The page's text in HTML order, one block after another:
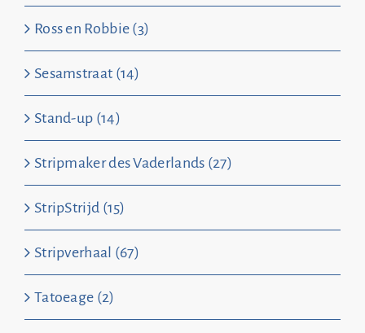
Ross en Robbie (3)
Sesamstraat (14)
Stand-up (14)
Stripmaker des Vaderlands (27)
StripStrijd (15)
Stripverhaal (67)
Tatoeage (2)